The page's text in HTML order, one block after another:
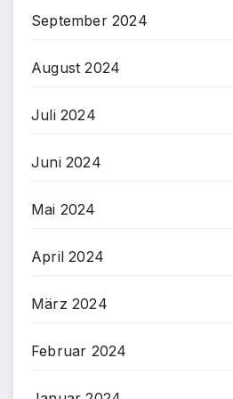
September 2024
August 2024
Juli 2024
Juni 2024
Mai 2024
April 2024
März 2024
Februar 2024